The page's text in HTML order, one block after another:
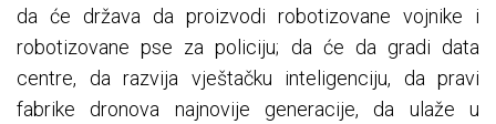
da će država da proizvodi robotizovane vojnike i
robotizovane pse za policiju; da će da gradi data
centre, da razvija vještačku inteligenciju, da pravi
fabrike dronova najnovije generacije, da ulaže u